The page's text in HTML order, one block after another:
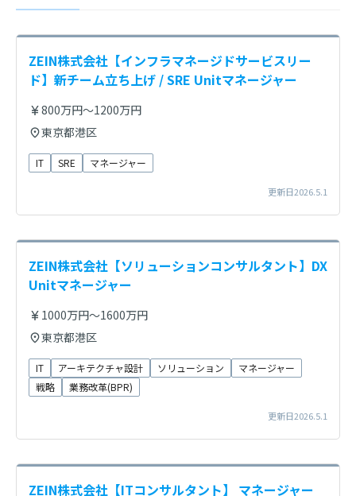
ZEIN株式会社【インフラマネージドサービスリー
ド】新チーム立ち上げ / SRE Unitマネージャー
800万円～1200万円
東京都港区
IT SRE マネージャー
更新日2026.5.1
ZEIN株式会社【ソリューションコンサルタント】DX
Unitマネージャー
1000万円～1600万円
東京都港区
IT アーキテクチャ設計 ソリューション
マネージャー
戦略
業務改革(BPR)
更新日2026.5.1
ZEIN株式会社【ITコンサルタント】 マネージャー